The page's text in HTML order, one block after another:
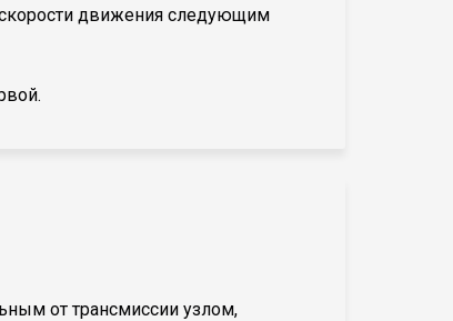
движения следующим
от трансмиссии узлом,